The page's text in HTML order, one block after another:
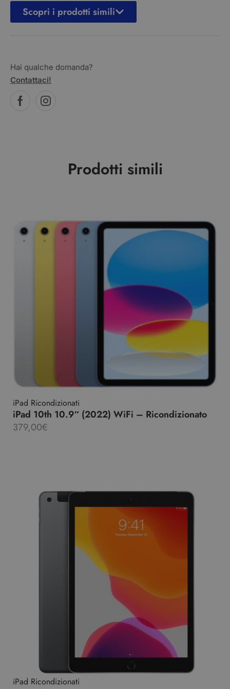
Scopri i prodotti simili
Hai qualche domanda?
Contattaci!
Prodotti simili
iPad Ricondizionati
iPad 10th 10.9″ (2022) WiFi – Ricondizionato
379,00€
iPad Ricondizionati